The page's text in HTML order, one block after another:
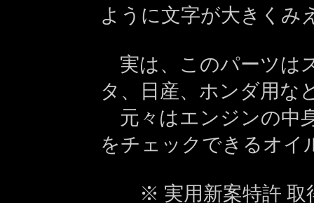
ように文字が大きくみ
実は、このパーツは
タ、日産、ホンダ用な
元々はエンジンの中
をチェックできるオイ
※ 実用新案特許 取